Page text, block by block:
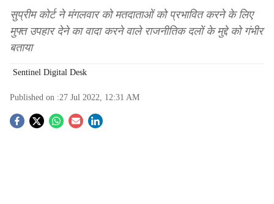
सुप्रीम कोर्ट ने मंगलवार को मतदाताओं को प्रभावित करने के लिए
मुफ्त उपहार देने का वादा करने वाले राजनीतिक दलों के मुद्दे को गंभीर
बताया
Sentinel Digital Desk
Published on :27 Jul 2022, 12:31 AM
S